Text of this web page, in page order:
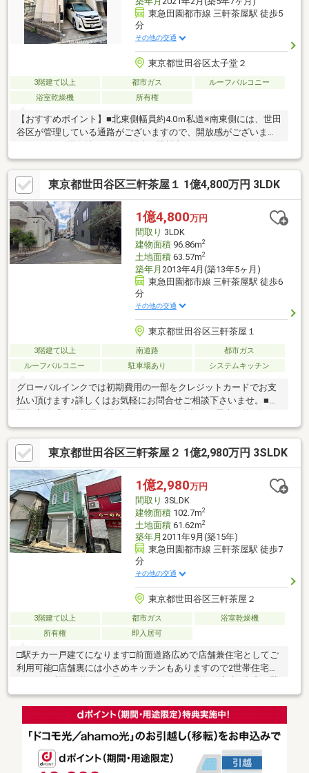
東急田園都市線 三軒茶屋駅 徒歩5
分
その他の交通
東京都世田谷区太子堂２
3階建て以上 都市ガス
ルーフバルコニー
浴室乾燥機
所有権
【おすすめポイント】■北東側幅員約4.0ｍ私道※南東側には、世田
谷区が管理している通路がございますので、開放感がございま
浅のご不動産です。室内状態良好です。■2LDK＋Sの間取りは、
サービスルームを『書斎』や『子ども部屋』として活用できるた
め、ファミリー層にも大変人気のプランです。■風通しの良い二
面採光の「2階リビング」。■「Z空調」を導入。■屋上にはルーフ
バルコニーがございます。（水栓有）多摩川の花火大会の観賞
や、プールなどのレジャーも楽しめます。（天候による）■最寄
りのスーパーまで徒歩1分■現況：居住中
東京都世田谷区三軒茶屋１ 1億4,800万円 3LDK
1億4,800万円
間取り 3LDK
建物面積96.86m2
土地面積63.57m2
築年月 2013年4月(築13年5ヶ月)
東急田園都市線 三軒茶屋駅 徒歩6
分
その他の交通
東京都世田谷区三軒茶屋１
3階建て以上 南道路
都市ガス
ルーフバルコニー
駐車場あり システムキッチン
グローバルインクでは初期費用の一部をクレジットカードでお支
払い頂けます♪詳しくはお気軽にお問合せご相談下さいませ。■田
園都市線「三軒茶屋」駅徒歩6分です。■渋谷まで電車で約5分と
いう優れたアクセスと、活気あふれる商店街やディープな飲食店
街、閑静な住宅街が共存する街です。■南側公道約4.0ｍで陽当り
良好で開放感がございます。■広々としたルーフバルコニー付
き。■LDKは18帖以上で家族全員がゆったりと過ごせる快適空間。
■駐車場あり。■徒歩圏内にスーパーやコンビニなどがあり生活利
便性◎【無料】お車送迎サービスを実施しております。
東京都世田谷区三軒茶屋２ 1億2,980万円 3SLDK
1億2,980万円
間取り 3SLDK
建物面積102.7m2
土地面積61.62m2
築年月 2011年9月(築15年)
東急田園都市線 三軒茶屋駅 徒歩7
分
その他の交通
東京都世田谷区三軒茶屋２
3階建て以上 都市ガス
浴室乾燥機
所有権
即入居可
□駅チカ一戸建てになります□前面道路広めで店舗兼住宅としてご
利用可能□店舗裏には小さめキッチンもありますので2世帯住宅と
紙などおしゃれ感あります□お近くには消防署や警察署などイン
フラ至近です□小学校まで徒歩2-3分□田園都市線も世田谷線もご
利用可能□そのままご利用可能ですがリフォーム必要なときはご
相談ください◆先着申込受付中Always By Your Side ～いつもあ
－５４１１